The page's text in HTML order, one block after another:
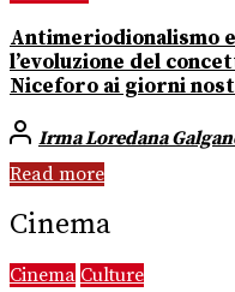
Antimeriodionalismo
l’evoluzione del
Niceforo ai giorni
Irma Loredana
Read more
Cinema
Cinema Culture